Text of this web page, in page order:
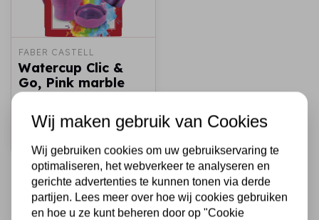
FABER CASTELL
Watercup Clic &
Go, Pink marble
Wij maken gebruik van Cookies
Wij gebruiken cookies om uw gebruikservaring te
optimaliseren, het webverkeer te analyseren en
gerichte advertenties te kunnen tonen via derde
partijen. Lees meer over hoe wij cookies gebruiken
en hoe u ze kunt beheren door op "Cookie